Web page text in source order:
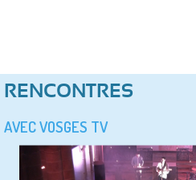
RENCONTRES
AVEC VOSGES TV